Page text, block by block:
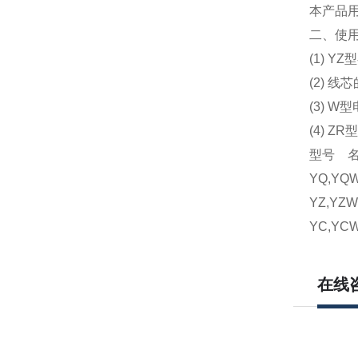
本产品
二、使
(1) YZ
(2) 线
(3) W型
(4) ZR
型号
在线